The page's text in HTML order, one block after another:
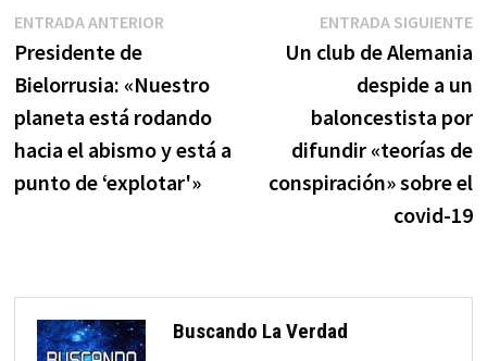
Navegación
de
entradas
ENTRADA ANTERIOREntrada
Presidente de
Bielorrusia: «Nuestro
planeta está rodando
hacia el abismo y está a
punto de ‘explotar'»
ENTRADA SIGUIENTE
Un club de Alemania
despide a un
baloncestista por
difundir «teorías de
conspiración» sobre el
covid-19
Buscando La Verdad